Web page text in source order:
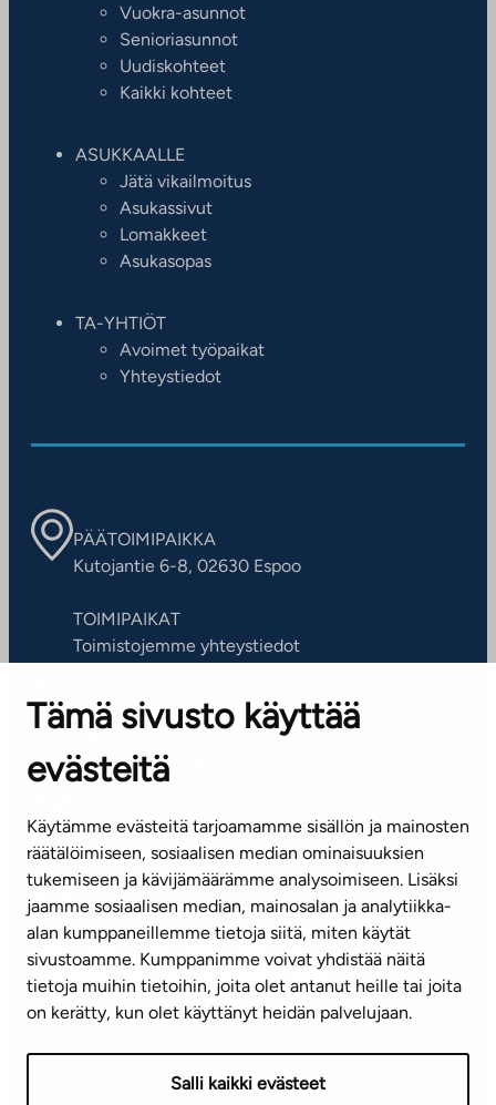
Tämä sivusto käyttää
evästeitä
Käytämme evästeitä tarjoamamme sisällön ja mainosten
räätälöimiseen, sosiaalisen median ominaisuuksien
tukemiseen ja kävijämäärämme analysoimiseen. Lisäksi
jaamme sosiaalisen median, mainosalan ja analytiikka-
alan kumppaneillemme tietoja siitä, miten käytät
sivustoamme. Kumppanimme voivat yhdistää näitä
tietoja muihin tietoihin, joita olet antanut heille tai joita
on kerätty, kun olet käyttänyt heidän palvelujaan.
Salli kaikki evästeet
Vuokra-asunnot
Senioriasunnot
Uudiskohteet
Kaikki kohteet
ASUKKAALLE
Jätä vikailmoitus
Asukassivut
Lomakkeet
Asukasopas
TA-YHTIÖT
Avoimet työpaikat
Yhteystiedot
PÄÄTOIMIPAIKKA
Kutojantie 6-8, 02630 Espoo
TOIMIPAIKAT
Toimistojemme yhteystiedot
ASIAKASPALVELUKESKUS
Puh. 045 7734 3777
(arkisin klo 8-16)
info@ta.fi
Tilaa uutiskirje
Mediapankki
TietosuojaselosteSaavutettavuusseloste